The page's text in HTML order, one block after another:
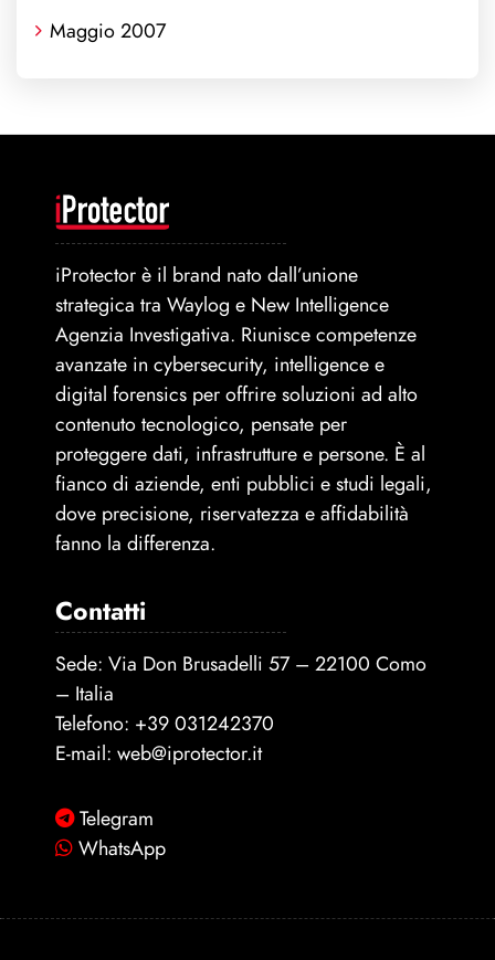
Maggio 2007
iProtector è il brand nato dall’unione
strategica tra Waylog e New Intelligence
Agenzia Investigativa. Riunisce competenze
avanzate in cybersecurity, intelligence e
digital forensics per offrire soluzioni ad alto
contenuto tecnologico, pensate per
proteggere dati, infrastrutture e persone. È al
fianco di aziende, enti pubblici e studi legali,
dove precisione, riservatezza e affidabilità
fanno la differenza.
Contatti
Sede: Via Don Brusadelli 57 – 22100 Como
– Italia
Telefono: +39 031242370
E-mail: web@iprotector.it
Telegram
WhatsApp